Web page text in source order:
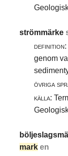
strömmärke
definition:
genom
övriga
källa:
mark en